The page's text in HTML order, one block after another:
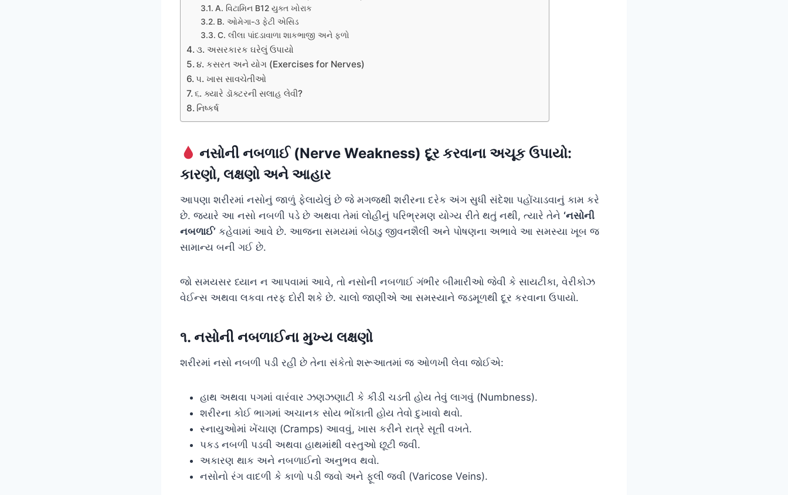
A. વિટામિન B12 યુક્ત ખોરાક
B. ઓમેગા-૩ ફેટી એસિડ
C. લીલા પાંદડાવાળા શાકભાજી અને ફળો
૩. અસરકારક ઘરેલું ઉપાયો
૪. કસરત અને યોગ (Exercises for Nerves)
૫. ખાસ સાવચેતીઓ
૬. ક્યારે ડૉક્ટરની સલાહ લેવી?
નિષ્કર્ષ
નસોની નબળાઈ (Nerve Weakness) દૂર કરવાના અચૂક ઉપાયો:
કારણો, લક્ષણો અને આહાર
આપણા શરીરમાં નસોનું જાળું ફેલાયેલું છે જે મગજથી શરીરના દરેક અંગ સુધી સંદેશા પહોંચાડવાનું કામ કરે
છે. જ્યારે આ નસો નબળી પડે છે અથવા તેમાં લોહીનું પરિભ્રમણ યોગ્ય રીતે થતું નથી, ત્યારે તેને ‘નસોની
નબળાઈ’ કહેવામાં આવે છે. આજના સમયમાં બેઠાડુ જીવનશૈલી અને પોષણના અભાવે આ સમસ્યા ખૂબ જ
સામાન્ય બની ગઈ છે.
જો સમયસર ધ્યાન ન આપવામાં આવે, તો નસોની નબળાઈ ગંભીર બીમારીઓ જેવી કે સાયટીકા, વેરીકોઝ
વેઈન્સ અથવા લકવા તરફ દોરી શકે છે. ચાલો જાણીએ આ સમસ્યાને જડમૂળથી દૂર કરવાના ઉપાયો.
૧. નસોની નબળાઈના મુખ્ય લક્ષણો
શરીરમાં નસો નબળી પડી રહી છે તેના સંકેતો શરૂઆતમાં જ ઓળખી લેવા જોઈએ:
હાથ અથવા પગમાં વારંવાર ઝણઝણાટી કે કીડી ચડતી હોય તેવું લાગવું (Numbness).
શરીરના કોઈ ભાગમાં અચાનક સોય ભોંકાતી હોય તેવો દુખાવો થવો.
સ્નાયુઓમાં ખેંચાણ (Cramps) આવવું, ખાસ કરીને રાત્રે સૂતી વખતે.
પકડ નબળી પડવી અથવા હાથમાંથી વસ્તુઓ છૂટી જવી.
અકારણ થાક અને નબળાઈનો અનુભવ થવો.
નસોનો રંગ વાદળી કે કાળો પડી જવો અને ફૂલી જવી (Varicose Veins).